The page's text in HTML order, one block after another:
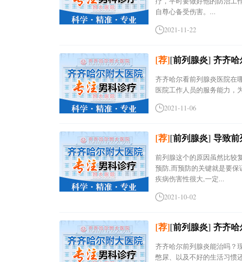
自尊心备受伤害。...
2021-11-22
[荐][前列腺炎]齐齐
齐齐哈尔看前列腺炎医院在
医院工作人员的服务能力，
2021-11-06
[荐][前列腺炎] 导致
前列腺这个的原因虽然比较
预防,而预防的关键就是要
疾病伤害性很大,一定...
2021-10-02
[荐][前列腺炎]齐齐
齐齐哈尔前列腺炎能治吗？
憋尿、以及不好的生活习惯